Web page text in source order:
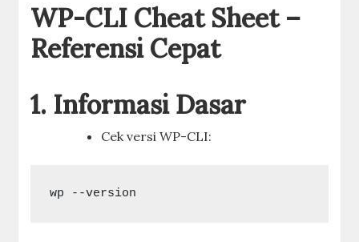
WP-CLI Cheat Sheet –
Referensi Cepat
1. Informasi Dasar
Cek versi WP-CLI: